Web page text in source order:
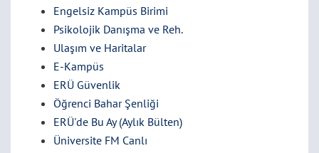
Engelsiz Kampüs Birimi
Psikolojik Danışma ve Reh.
Ulaşım ve Haritalar
E-Kampüs
ERÜ Güvenlik
Öğrenci Bahar Şenliği
ERÜ'de Bu Ay (Aylık Bülten)
Üniversite FM Canlı